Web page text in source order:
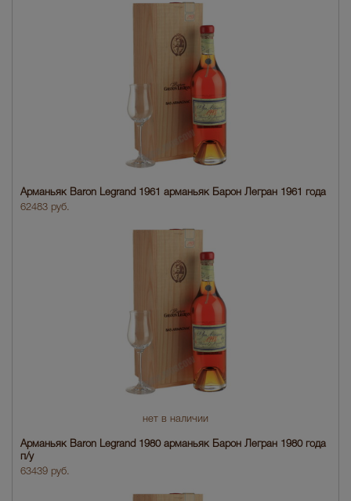
Арманьяк Baron Legrand 1961 арманьяк Барон Легран 1961 года
62483 руб.
нет в наличии
Арманьяк Baron Legrand 1980 арманьяк Барон Легран 1980 года
п/у
63439 руб.